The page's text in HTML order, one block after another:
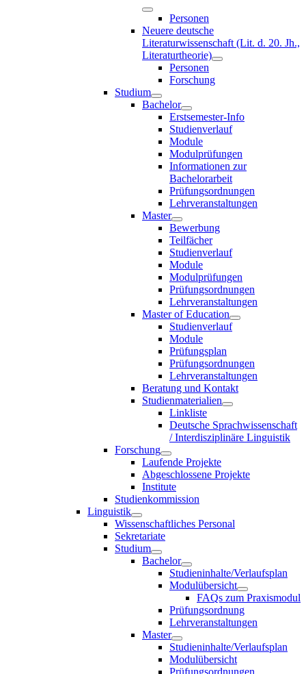
Personen
Neuere deutsche
Literaturwissenschaft (Lit. d. 20. Jh.,
Literaturtheorie)
Personen
Forschung
Studium
Bachelor
Erstsemester-Info
Studienverlauf
Module
Modulprüfungen
Informationen zur
Bachelorarbeit
Prüfungsordnungen
Lehrveranstaltungen
Master
Bewerbung
Teilfächer
Studienverlauf
Module
Modulprüfungen
Prüfungsordnungen
Lehrveranstaltungen
Master of Education
Studienverlauf
Module
Prüfungsplan
Prüfungsordnungen
Lehrveranstaltungen
Beratung und Kontakt
Studienmaterialien
Linkliste
Deutsche Sprachwissenschaft
/ Interdisziplinäre Linguistik
Forschung
Laufende Projekte
Abgeschlossene Projekte
Institute
Studienkommission
Linguistik
Wissenschaftliches Personal
Sekretariate
Studium
Bachelor
Studieninhalte/Verlaufsplan
Modulübersicht
FAQs zum Praxismodul
Prüfungsordnung
Lehrveranstaltungen
Master
Studieninhalte/Verlaufsplan
Modulübersicht
Prüfungsordnungen